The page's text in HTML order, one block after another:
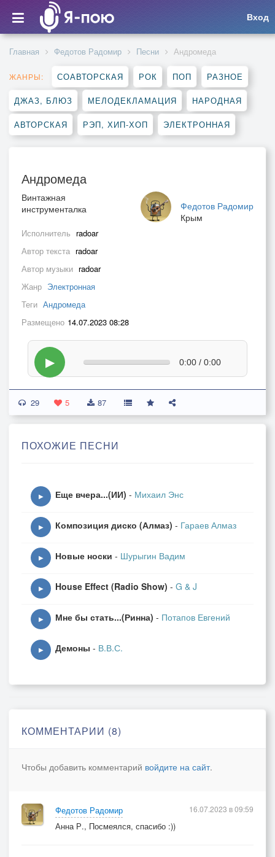
Вход
Главная Федотов Радомир Песни Андромеда
ЖАНРЫ: СОАВТОРСКАЯ РОК ПОП РАЗНОЕ
ДЖАЗ, БЛЮЗ МЕЛОДЕКЛАМАЦИЯ НАРОДНАЯ
АВТОРСКАЯ РЭП, ХИП-ХОП ЭЛЕКТРОННАЯ
Андромеда
Федотов Радомир
Крым
Винтажная
инструменталка
Исполнитель radoar
Автор текста radoar
Автор музыки radoar
Жанр Электронная
Теги Андромеда
Размещено 14.07.2023 08:28
▶ 0:00 / 0:00
29 5 87
ПОХОЖИЕ ПЕСНИ
▶ Еще вчера...(ИИ) - Михаил Энс
▶ Композиция диско (Алмаз) - Гараев Алмаз
▶ Новые носки - Шурыгин Вадим
▶ House Effect (Radio Show) - G & J
▶ Мне бы стать...(Ринна) - Потапов Евгений
▶ Демоны - В.В.С.
КОММЕНТАРИИ (8)
Чтобы добавить комментарий войдите на сайт.
Федотов Радомир
Анна Р., Посмеялся, спасибо :))
16.07.2023 в 09:59